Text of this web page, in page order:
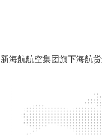
新海航航空集团旗下海航